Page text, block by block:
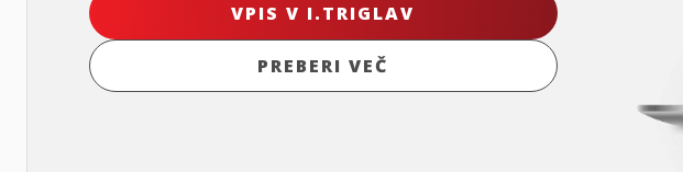
VPIS V I.TRIGLAV
PREBERI VEČ